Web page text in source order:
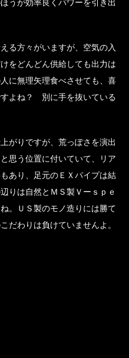
る方々がいますが、空気の入
をどんどん供給しても出力は
に無理矢理食べさせても、喜
よね？ 別に手を抜いている
がりですが、荒っぽさを演出
思う位置に付いていて、リア
あり、足元のＥＸパイプは結
りは自然とＭＳ製Ｖーｓｐｅ
。ＵＳ製のモノ造りには勝て
だわりは負けていませんよ。